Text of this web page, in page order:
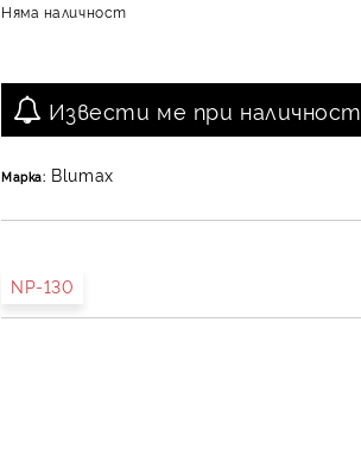
Няма наличност
Извести ме при наличност
Марка: Blumax
NP-130